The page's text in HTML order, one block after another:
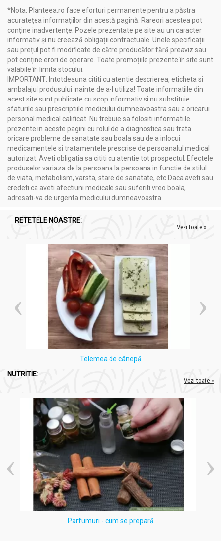
Aplicare:se aplică cu pensula direct pe unghia curată și
uscată
Frecvență:utilizare recomandată o dată la 2-3 zile
Bază Pentru Ojă: poate fi folosit ca strat de bază înainte
de aplicarea lacului cosmetic
Cura:utilizare constantă pentru rezultate optime și
refacere vizibilă
Întreținere:se poate continua aplicarea pentru
menținerea rezistenței unghiilor
*Nota: Planteea.ro face eforturi permanente pentru a păstra
acuratețea informațiilor din acestă pagină. Rareori acestea pot
conține inadvertențe. Pozele prezentate pe site au un caracter
informativ și nu creează obligații contractuale. Unele specificații
sau prețul pot fi modificate de către producător fără preaviz sau
pot conține erori de operare. Toate promoțiile prezente în site sunt
valabile în limita stocului.
IMPORTANT: Intotdeauna cititi cu atentie descrierea, eticheta si
ambalajul produsului inainte de a-l utiliza! Toate informatiile din
acest site sunt publicate cu scop informativ si nu substituie
sfaturile sau prescriptiile medicului dumneavoastra sau a oricarui
personal medical calificat. Nu trebuie sa folositi informatiile
prezente in aceste pagini cu rolul de a diagnostica sau trata
oricare probleme de sanatate sau boala sau de a inlocui
medicamentele si tratamentele prescrise de persoanalul medical
autorizat. Aveti obligatia sa cititi cu atentie tot prospectul. Efectele
produselor variaza de la persoana la persoana in functie de stilul
de viata, metabolism, varsta, stare de sanatate, etc Daca aveti sau
credeti ca aveti afectiuni medicale sau suferiti vreo boala,
adresati-va de urgenta medicului dumneavoastra.
RETETELE NOASTRE:
Vezi toate »
Telemea de cânepă
NUTRITIE:
Vezi toate »
Parfumuri - cum se prepară